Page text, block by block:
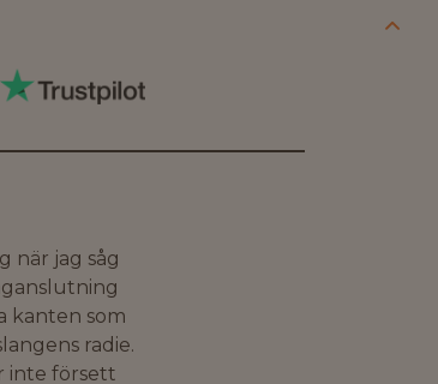
när jag såg
kanten som
radie.
inte försett